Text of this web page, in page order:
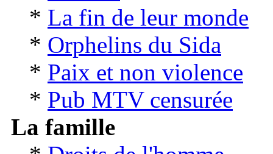
* La fin de leur monde
* Orphelins du Sida
* Paix et non violence
* Pub MTV censurée
La famille